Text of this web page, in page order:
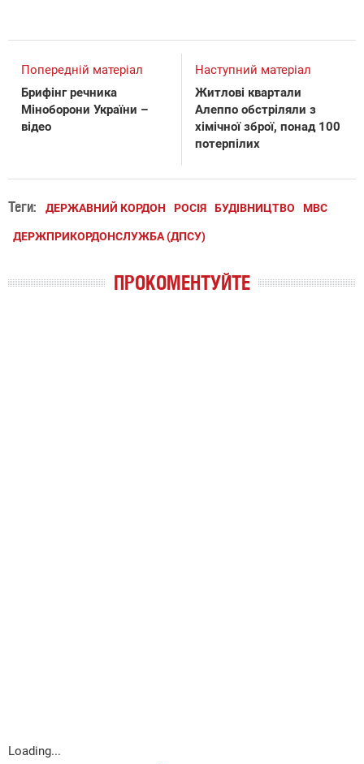
Попередній матеріал
Брифінг речника
Міноборони України –
відео
Наступний матеріал
Житлові квартали
Алеппо обстріляли з
хімічної зброї, понад 100
потерпілих
Теги: ДЕРЖАВНИЙ КОРДОН РОСІЯ БУДІВНИЦТВО МВС
ДЕРЖПРИКОРДОНСЛУЖБА (ДПСУ)
ПРОКОМЕНТУЙТЕ
Loading...